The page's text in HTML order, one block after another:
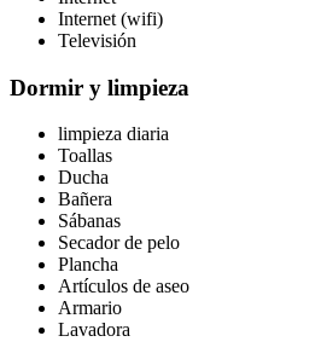
Internet (wifi)
Televisión
Dormir y limpieza
limpieza diaria
Toallas
Ducha
Bañera
Sábanas
Secador de pelo
Plancha
Artículos de aseo
Armario
Lavadora